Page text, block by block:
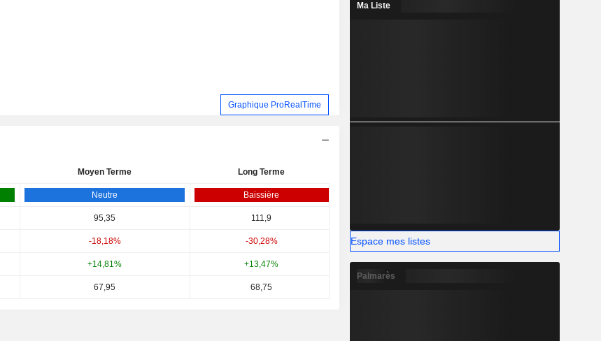
Graphique ProRealTime
Moyen Terme Long Terme
Neutre Baissière
95,35 111,9
-18,18% -30,28%
+14,81% +13,47%
67,95 68,75
Ma Liste
Espace mes listes
Palmarès